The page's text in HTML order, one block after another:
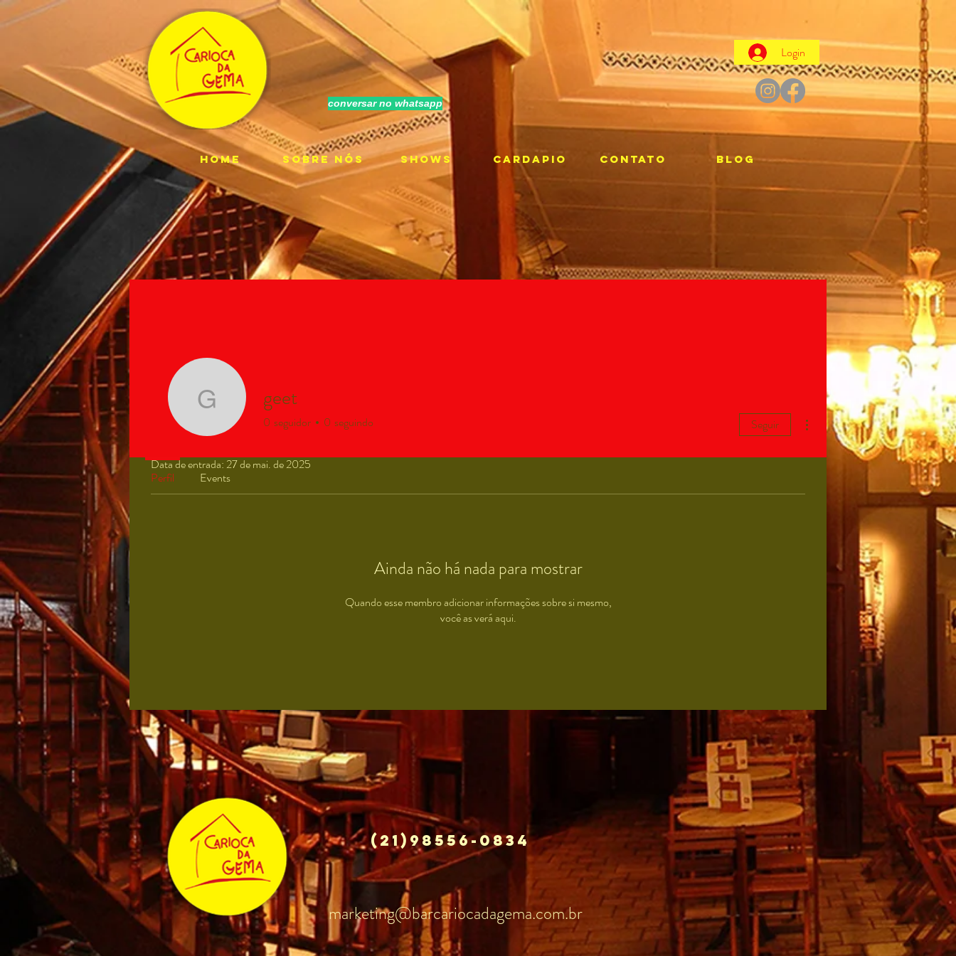
conversar no whatsapp
Login
HOME SOBRE NÓS SHOWS CARDAPIO CONTATO Blog
Perfil
Data de entrada: 27 de mai. de 2025
Ainda não há nada para mostrar
Quando esse membro adicionar informações sobre si mesmo,
você as verá aqui.
geet geet
0 seguidor 0 seguindo Seguir
Mais ações
Perfil Events
(21)98556-0834
marketing@barcariocadagema.com.br